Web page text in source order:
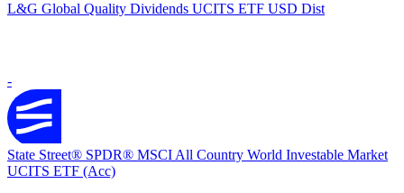
L&G Global Quality Dividends UCITS ETF USD Dist
-
State Street® SPDR® MSCI All Country World Investable Market
UCITS ETF (Acc)